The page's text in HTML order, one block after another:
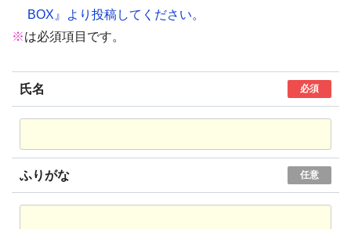
BOX』より投稿してください。
※は必須項目です。
氏名 必須
ふりがな 任意